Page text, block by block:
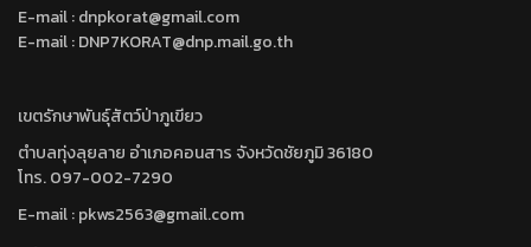
E-mail : dnpkorat@gmail.com
E-mail : DNP7KORAT@dnp.mail.go.th
เขตรักษาพันธุ์สัตว์ป่าภูเขียว
ตำบลทุ่งลุยลาย อำเภอคอนสาร จังหวัดชัยภูมิ 36180
โทร. 097-002-7290
E-mail : pkws2563@gmail.com